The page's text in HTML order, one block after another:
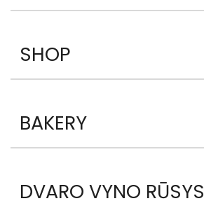
SHOP
BAKERY
DVARO VYNO RŪSYS